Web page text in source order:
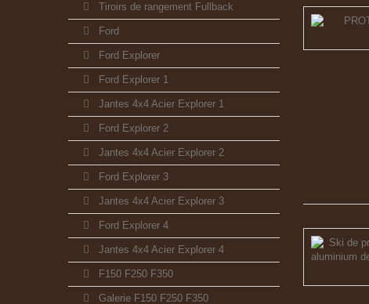
Tiroirs de rangement Fullback
Ford
Ford Explorer
Ford Explorer 1
Jantes 4x4 Acier Explorer 1
Ford Explorer 2
Jantes 4x4 Acier Explorer 2
Ford Explorer 3
Jantes 4x4 Acier Explorer 3
Ford Explorer 4
Jantes 4x4 Acier Explorer 4
F150 F250 F350
Galerie F150 F250 F350